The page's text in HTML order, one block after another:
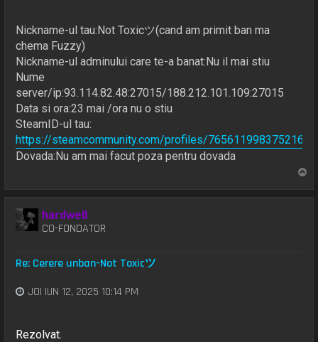
Nickname-ul tau:Not Toxicツ(cand am primit ban ma
chema Fuzzy)
Nickname-ul adminului care te-a banat:Nu il mai stiu
Nume
server/ip:93.114.82.48:27015/188.212.101.109:27015
Data si ora:23 mai /ora nu o stiu
SteamID-ul tau:
https://steamcommunity.com/profiles/
Dovada:Nu am mai facut poza pentru dovada
hardwell
CO-FONDATOR
Re: Cerere unban-Not Toxicツ
JOI IUN 12, 2025 10:14 PM
Rezolvat.